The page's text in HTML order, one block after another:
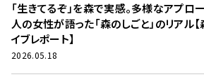
「生きてるぞ」を森で実感。多様なアプロ
人の女性が語った「森のしごと」のリアル
イブレポート】
2026.05.18